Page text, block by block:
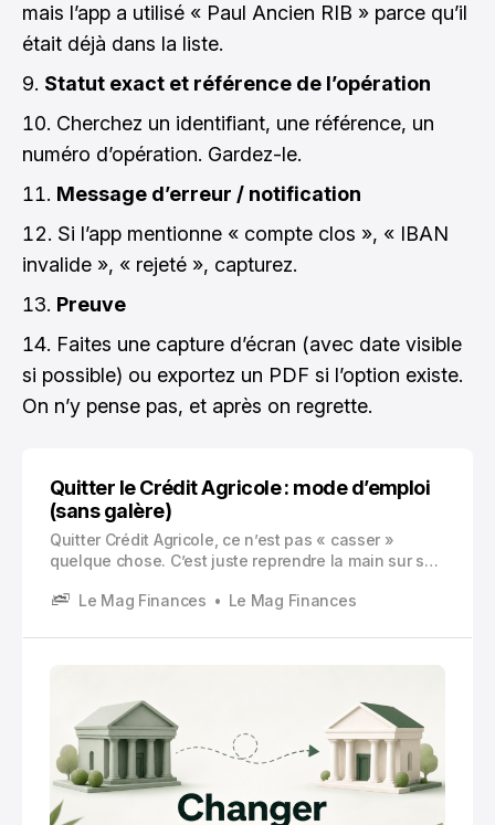
mais l’app a utilisé « Paul Ancien RIB » parce qu’il
était déjà dans la liste.
Statut exact et référence de l’opération
Cherchez un identifiant, une référence, un
numéro d’opération. Gardez-le.
Message d’erreur / notification
Si l’app mentionne « compte clos », « IBAN
invalide », « rejeté », capturez.
Preuve
Faites une capture d’écran (avec date visible
si possible) ou exportez un PDF si l’option existe.
On n’y pense pas, et après on regrette.
Quitter le Crédit Agricole : mode d’emploi
(sans galère)
Quitter Crédit Agricole, ce n’est pas « casser »
quelque chose. C’est juste reprendre la main sur sa
simples : frais trop élevés, appli pas terrible, besoin
ligne, ou juste… marre.
Le Mag Finances Le Mag Finances